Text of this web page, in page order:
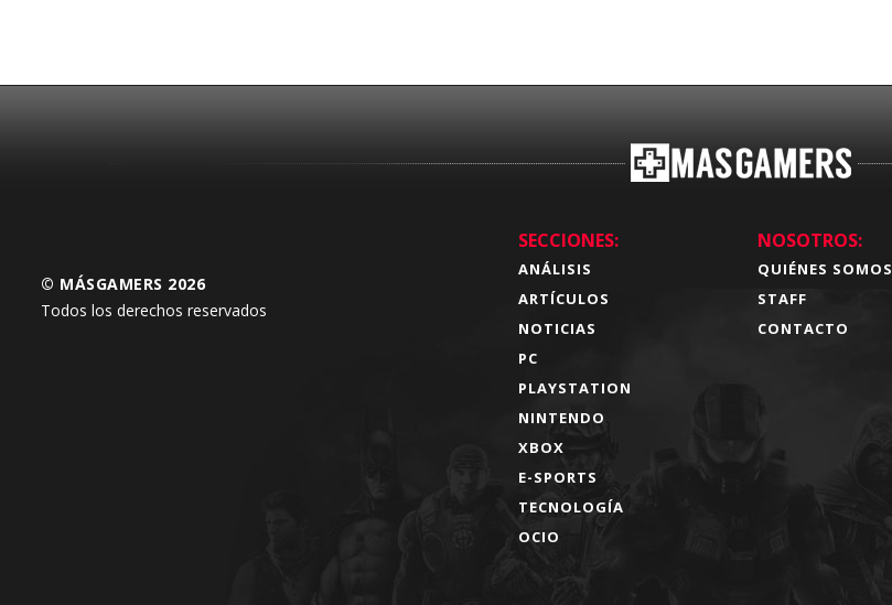
© MÁSGAMERS 2026
Todos los derechos reservados
SECCIONES:
ANÁLISIS
ARTÍCULOS
NOTICIAS
PC
PLAYSTATION
NINTENDO
XBOX
E-SPORTS
TECNOLOGÍA
OCIO
NOSOTROS:
QUIÉNES SOMOS
STAFF
CONTACTO